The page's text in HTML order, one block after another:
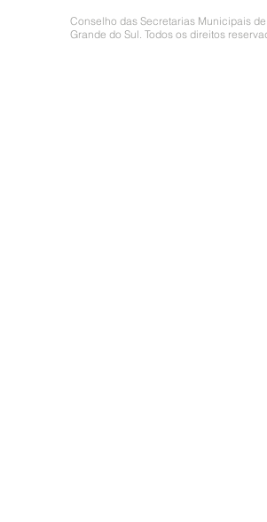
Conselho das Secretarias Municipais
Grande do Sul. Todos os direitos